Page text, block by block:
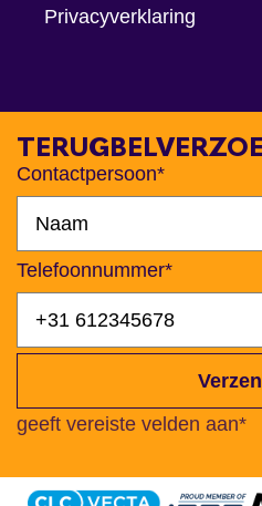
Privacyverklaring
Contactpersoon*
Telefoonnummer*
geeft vereiste velden aan*